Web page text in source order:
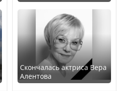
Скончалась актриса Вера
Алентова